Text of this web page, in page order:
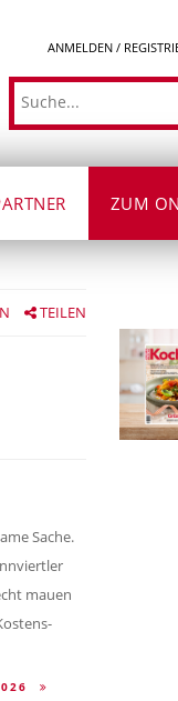
ANMELDEN /
Suche
ZUM
TEILEN
Sache.
mauen